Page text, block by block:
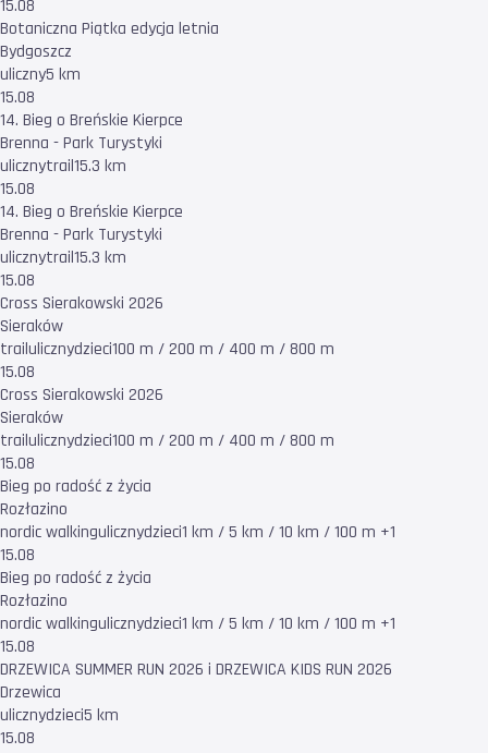
15.08
Botaniczna Piątka edycja letnia
Bydgoszcz
uliczny5 km
15.08
14. Bieg o Breńskie Kierpce
Brenna - Park Turystyki
ulicznytrail15.3 km
15.08
14. Bieg o Breńskie Kierpce
Brenna - Park Turystyki
ulicznytrail15.3 km
15.08
Cross Sierakowski 2026
Sieraków
trailulicznydzieci100 m / 200 m / 400 m / 800 m
15.08
Cross Sierakowski 2026
Sieraków
trailulicznydzieci100 m / 200 m / 400 m / 800 m
15.08
Bieg po radość z życia
Rozłazino
nordic walkingulicznydzieci1 km / 5 km / 10 km / 100 m +1
15.08
Bieg po radość z życia
Rozłazino
nordic walkingulicznydzieci1 km / 5 km / 10 km / 100 m +1
15.08
DRZEWICA SUMMER RUN 2026 i DRZEWICA KIDS RUN 2026
Drzewica
ulicznydzieci5 km
15.08